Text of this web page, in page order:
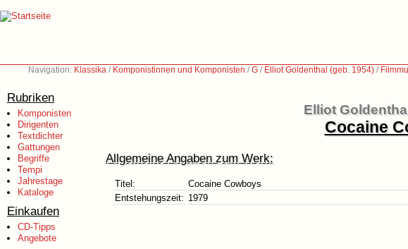
Navigation: Klassika / Komponistinnen und Komponisten /G / Elliot Goldenthal (geb. 1954) /
Rubriken
Komponisten
Dirigenten
Textdichter
Gattungen
Begriffe
Tempi
Jahrestage
Kataloge
Einkaufen
CD-Tipps
Angebote
Elliot
Cocaine
Allgemeine Angaben zum Werk:
Titel:
Cocaine Cowboys
Entstehungszeit: 1979